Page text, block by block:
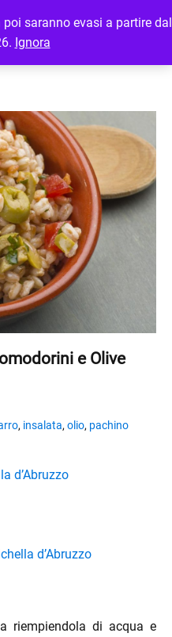
saranno evasi a partire dal
Ignora
LOGIN
e Olive
, insalata, olio, pachino
d’Abruzzo
d’Abruzzo
riempiendola di acqua e